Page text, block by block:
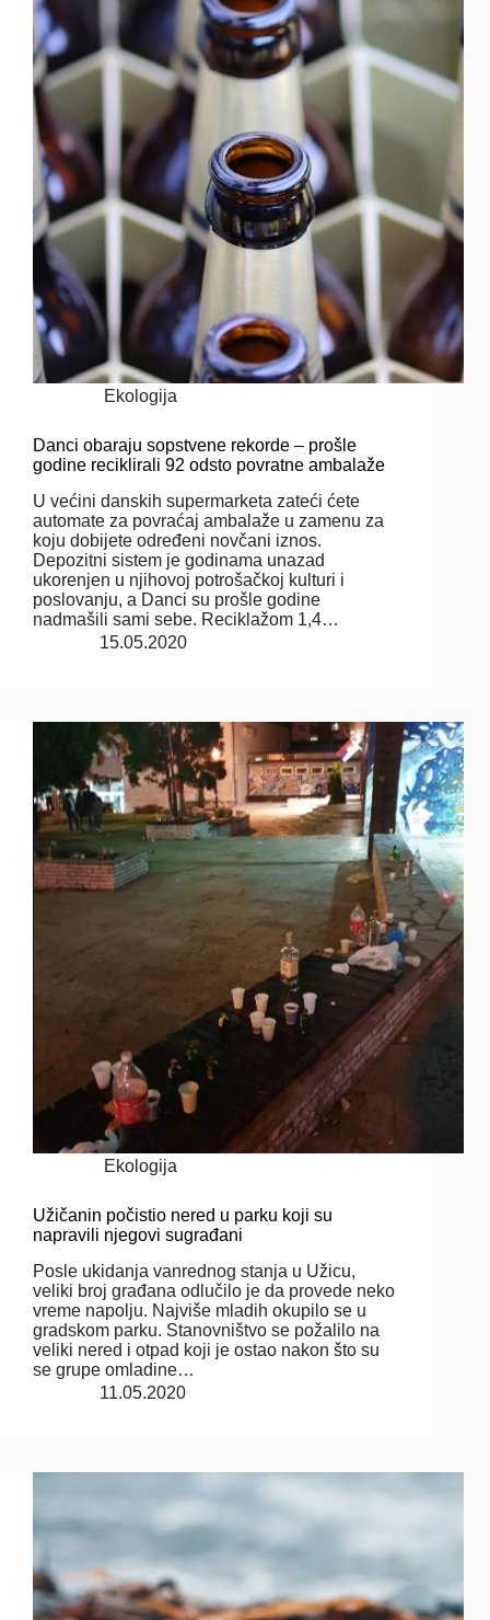
Ekologija
Danci obaraju sopstvene rekorde – prošle
godine reciklirali 92 odsto povratne ambalaže
U većini danskih supermarketa zateći ćete
automate za povraćaj ambalaže u zamenu za
koju dobijete određeni novčani iznos.
Depozitni sistem je godinama unazad
ukorenjen u njihovoj potrošačkoj kulturi i
poslovanju, a Danci su prošle godine
nadmašili sami sebe. Reciklažom 1,4…
15.05.2020
Ekologija
Užičanin počistio nered u parku koji su
napravili njegovi sugrađani
Posle ukidanja vanrednog stanja u Užicu,
veliki broj građana odlučilo je da provede neko
vreme napolju. Najviše mladih okupilo se u
gradskom parku. Stanovništvo se požalilo na
veliki nered i otpad koji je ostao nakon što su
se grupe omladine…
11.05.2020